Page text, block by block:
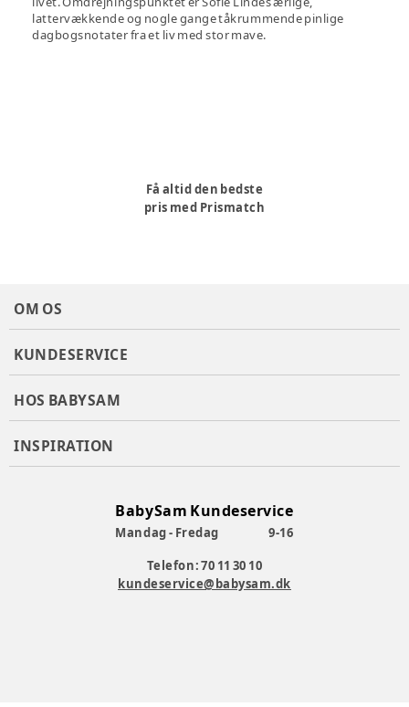
lattervækkende og nogle gange tåkrummende pinlige
dagbogsnotater fra et liv med stor mave.
Få altid den bedste
pris med Prismatch
OM OS
KUNDESERVICE
HOS BABYSAM
INSPIRATION
BabySam Kundeservice
Mandag - Fredag
9-16
Telefon: 70 11 30 10
kundeservice@babysam.dk